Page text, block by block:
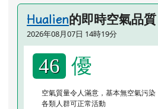
Hualien的即時空氣品質
2026年08月07日 14時19分
46 優
空氣質量令人滿意，基本無空氣污染
各類人群可正常活動